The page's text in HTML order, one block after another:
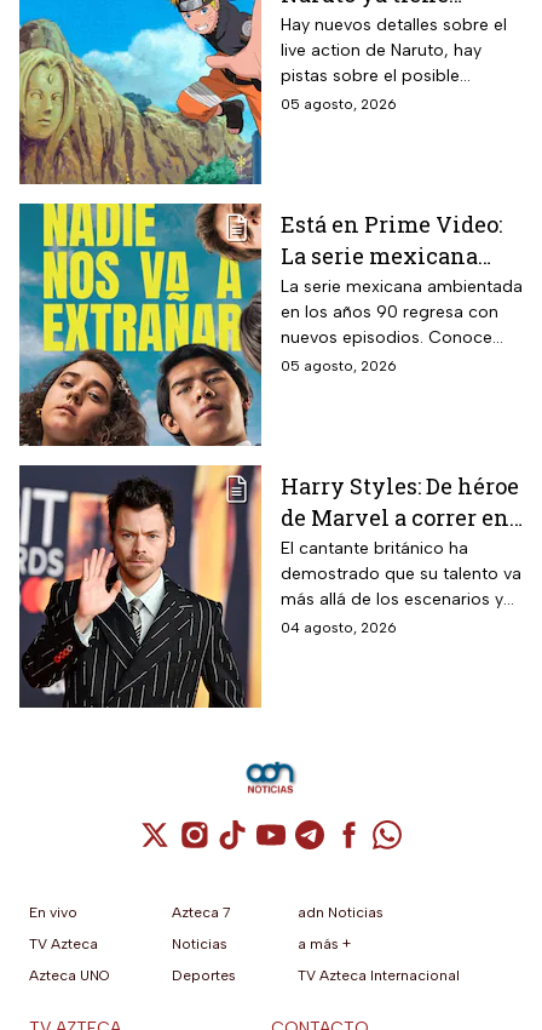
director y así avanza
el casting de la
película
Hay nuevos detalles sobre el
live action de Naruto, hay
pistas sobre el posible
enfoque de la historia y
05 agosto, 2026
Está en Prime Video:
La serie mexicana
noventera de la que
todos están hablando
y que se ve en un fin
de semana
La serie mexicana ambientada
en los años 90 regresa con
nuevos episodios. Conoce
cuándo se estrena, qué
05 agosto, 2026
Harry Styles: De héroe
de Marvel a correr en
Chapultepec; las
apariciones del
cantante en el cine
El cantante británico ha
demostrado que su talento va
más allá de los escenarios y
ha llegado a la pantalla
04 agosto, 2026
Cuenta de X / Twitter (se abre en una
Cuenta de Instagram (se abre en una
Cuenta de TikTok (se abre en
Cuenta de YouTube (se abre
Cuenta de Telegram (se
Cuenta de
Cuenta de
En vivo
TV Azteca
Azteca UNO
Azteca 7
Noticias
Deportes
adn Noticias
a más +
TV Azteca Internacional